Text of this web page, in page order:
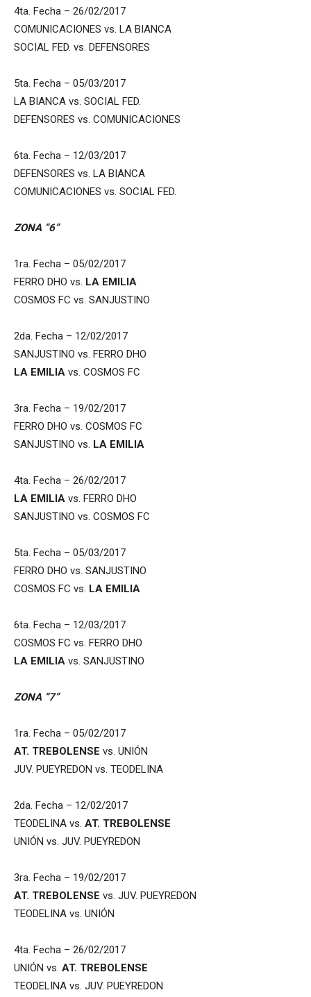
4ta. Fecha – 26/02/2017
COMUNICACIONES vs. LA BIANCA
SOCIAL FED. vs. DEFENSORES
5ta. Fecha – 05/03/2017
LA BIANCA vs. SOCIAL FED.
DEFENSORES vs. COMUNICACIONES
6ta. Fecha – 12/03/2017
DEFENSORES vs. LA BIANCA
COMUNICACIONES vs. SOCIAL FED.
ZONA “6”
1ra. Fecha – 05/02/2017
FERRO DHO vs. LA EMILIA
COSMOS FC vs. SANJUSTINO
2da. Fecha – 12/02/2017
SANJUSTINO vs. FERRO DHO
LA EMILIA vs. COSMOS FC
3ra. Fecha – 19/02/2017
FERRO DHO vs. COSMOS FC
SANJUSTINO vs. LA EMILIA
4ta. Fecha – 26/02/2017
LA EMILIA vs. FERRO DHO
SANJUSTINO vs. COSMOS FC
5ta. Fecha – 05/03/2017
FERRO DHO vs. SANJUSTINO
COSMOS FC vs. LA EMILIA
6ta. Fecha – 12/03/2017
COSMOS FC vs. FERRO DHO
LA EMILIA vs. SANJUSTINO
ZONA “7”
1ra. Fecha – 05/02/2017
AT. TREBOLENSE vs. UNIÓN
JUV. PUEYREDON vs. TEODELINA
2da. Fecha – 12/02/2017
TEODELINA vs. AT. TREBOLENSE
UNIÓN vs. JUV. PUEYREDON
3ra. Fecha – 19/02/2017
AT. TREBOLENSE vs. JUV. PUEYREDON
TEODELINA vs. UNIÓN
4ta. Fecha – 26/02/2017
UNIÓN vs. AT. TREBOLENSE
TEODELINA vs. JUV. PUEYREDON